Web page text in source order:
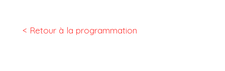
< Retour à la programmation